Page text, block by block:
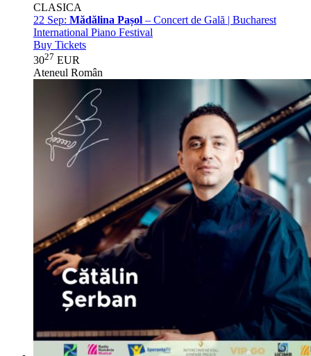
CLASICA
22 Sep: Mădălina Pașol – Concert de Gală | Bucharest
International Piano Festival
Buy Tickets
3027 EUR
Ateneul Român